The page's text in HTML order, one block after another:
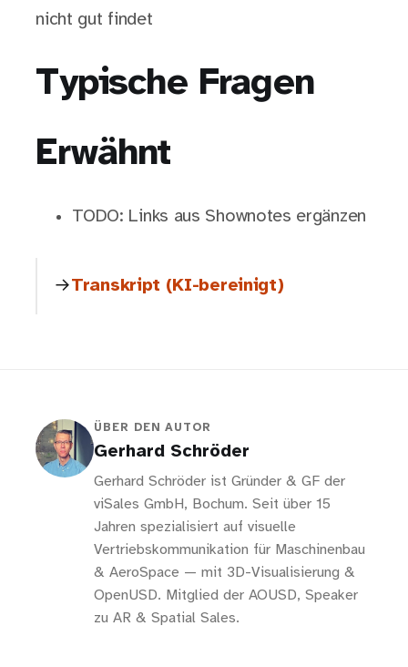
nicht gut findet
Typische Fragen
Erwähnt
TODO: Links aus Shownotes ergänzen
Transkript (KI-bereinigt)
ÜBER DEN AUTOR
Gerhard Schröder
Gerhard Schröder ist Gründer & GF der
viSales GmbH, Bochum. Seit über 15
Jahren spezialisiert auf visuelle
Vertriebskommunikation für Maschinenbau
& AeroSpace — mit 3D-Visualisierung &
OpenUSD. Mitglied der AOUSD, Speaker
zu AR & Spatial Sales.